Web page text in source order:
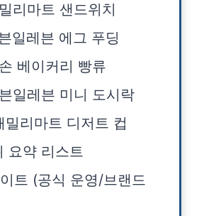
리마트 샌드위치
일레븐 에그 푸딩
베이커리 빵류
일레븐 미니 도시락
밀리마트 디저트 컵
요약 리스트
트 (공식 운영/브랜드